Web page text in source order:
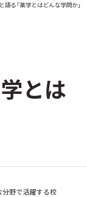
語る「薬学とはどんな学問か」
とは
分野で活躍する校